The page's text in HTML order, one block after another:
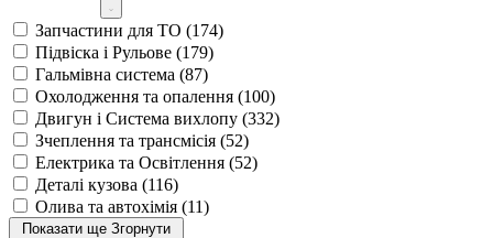
Запчастини для ТО (174)
Підвіска і Рульове (179)
Гальмівна система (87)
Охолодження та опалення (100)
Двигун і Система вихлопу (332)
Зчеплення та трансмісія (52)
Електрика та Освітлення (52)
Деталі кузова (116)
Олива та автохімія (11)
Показати ще Згорнути